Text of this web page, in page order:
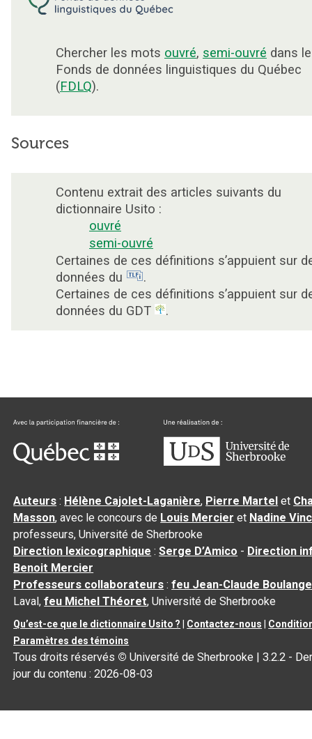
Chercher les mots ouvré, semi-ouvré dans le
Fonds de données linguistiques du Québec
(FDLQ).
Sources
Contenu extrait des articles suivants du
dictionnaire Usito :
ouvré
semi-ouvré
Certaines de ces définitions s’appuient sur
données du
.
Certaines de ces définitions s’appuient sur
données du GDT
.
Auteurs : Hélène Cajolet-Laganière, Pierre Martel et
Masson, avec le concours de Louis Mercier et Nadine
professeurs, Université de Sherbrooke
Direction lexicographique :Serge D’Amico - Direction
Benoit Mercier
Professeurs collaborateurs :feu Jean-Claude
Laval,feu Michel Théoret, Université de Sherbrooke
Qu’est-ce que le dictionnaire Usito ? Contactez-nous
Paramètres des témoins
Tous droits réservés © Université de Sherbrooke |3.2.2 -
jour du contenu :2026-08-03